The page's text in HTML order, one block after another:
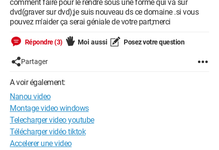
comment faire pour le rendre sous une forme qui va sur
dvd(graver sur dvd);je suis nouveau ds ce domaine .si vous
pouvez m'aider ça serai géniale de votre part;merci
Répondre (3) Moi aussi Posez votre question
Partager
A voir également:
Nanou video
Montage video windows
Telecharger video youtube
Télécharger vidéo tiktok
Accelerer une video